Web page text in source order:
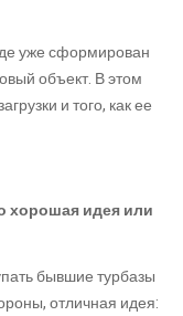
уже сформирован
объект. В этом
и того, как ее
хорошая идея или
бывшие турбазы
отличная идея: